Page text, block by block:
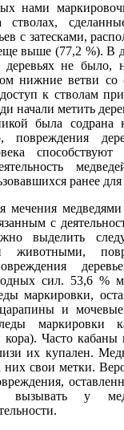
нами
стволах,
с затесками,
выше (77,2 %). В
деревьях не было,
нижние ветви
к стволам
начали метить
была содрана
повреждения
ранее для
мечения
с
выделить
животными,
сил. 53,6 %
маркировки,
и
маркировки
Часто кабаны
их купален.
них свои метки.
вызывать у